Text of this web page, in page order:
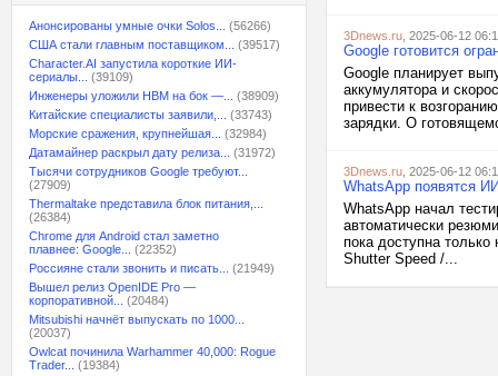
Анонсированы умные очки Solos...
(56266)
США стали главным поставщиком...
(39517)
Character.AI запустила короткие ИИ-
сериалы...
(39109)
Инженеры уложили HBM на бок —...
(38909)
Китайские специалисты заявили,...
(33743)
Морские сражения, крупнейшая...
(32984)
Датамайнер раскрыл дату релиза...
(31972)
Тысячи сотрудников Google требуют...
(27909)
Thermaltake представила блок питания,...
(26384)
Chrome для Android стал заметно
плавнее: Google...
(22352)
Россияне стали звонить и писать...
(21949)
Вышел релиз OpenIDE Pro —
корпоративной...
(20484)
Mitsubishi начнёт выпускать по 1000...
(20037)
Owlcat починила Warhammer 40,000: Rogue
Trader...
(19384)
3Dnews.ru , 2025-06-12
Google готовится
Google планирует
аккумулятора и
привести к
зарядки. О
3Dnews.ru , 2025-06-12
WhatsApp появятся
WhatsApp начал
автоматически
пока доступна
Shutter Speed /...